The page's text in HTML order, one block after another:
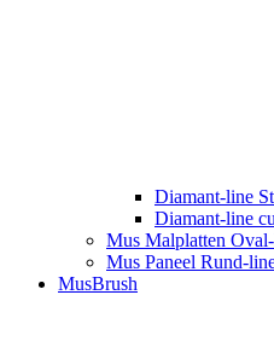
Diamant-line
Diamant-line
Mus Malplatten
Mus Paneel Rund-
MusBrush